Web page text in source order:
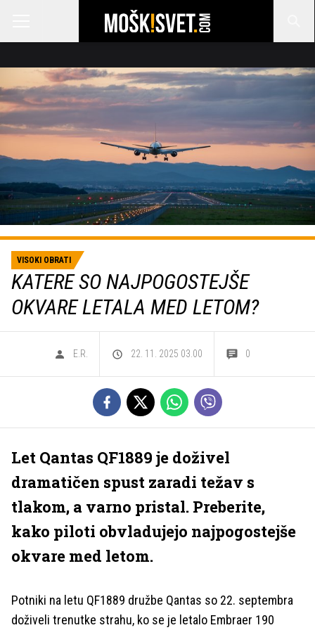
VISOKI OBRATI
KATERE SO NAJPOGOSTEJŠE
OKVARE LETALA MED LETOM?
E.R. 22. 11. 2025 03.00 0
Let Qantas QF1889 je doživel
dramatičen spust zaradi težav s
tlakom, a varno pristal. Preberite,
kako piloti obvladujejo najpogostejše
okvare med letom.
Potniki na letu QF1889 družbe Qantas so 22. septembra
doživeli trenutke strahu, ko se je letalo Embraer 190